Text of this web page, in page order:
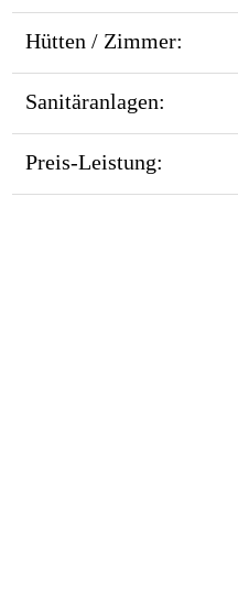
Hütten / Zimmer:
Sanitäranlagen:
Preis-Leistung: